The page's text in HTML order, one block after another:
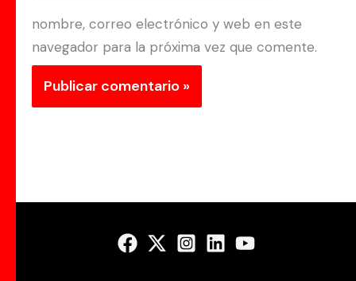
nombre, correo electrónico y web en este
navegador para la próxima vez que comente.